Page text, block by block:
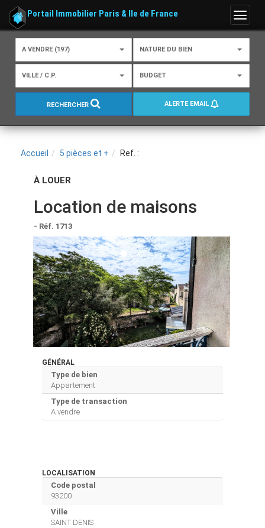
Menu
Portail Immobilier Paris & Ile de France
A VENDRE (197) NATURE DU BIEN
VILLE / C.P. BUDGET
RECHERCHER ALERTE EMAIL
Accueil 5 pièces et + Ref. :
À LOUER
Location de maisons
- Réf. 1713
GÉNÉRAL
Type de bien
Appartement
Type de transaction
A vendre
LOCALISATION
Code postal
93200
Ville
SAINT DENIS